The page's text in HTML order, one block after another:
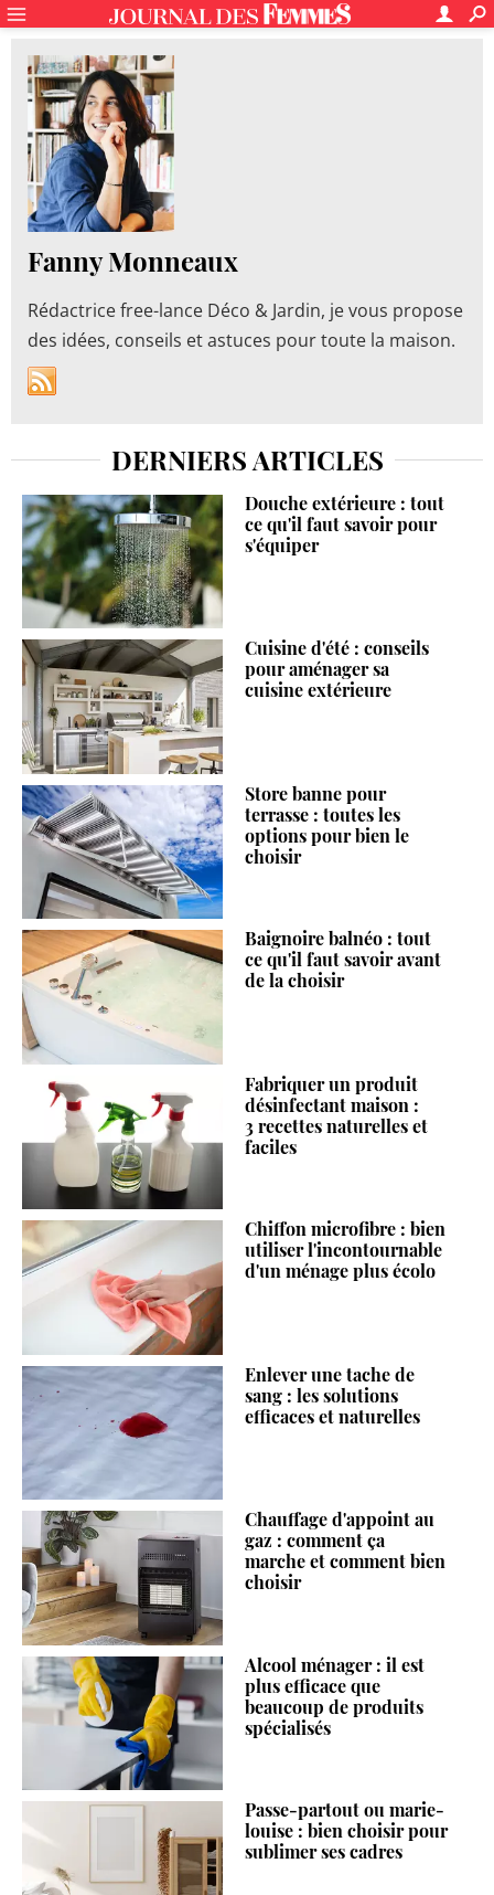
Fanny Monneaux
Rédactrice free-lance Déco & Jardin, je vous propose
des idées, conseils et astuces pour toute la maison.
DERNIERS ARTICLES
Douche extérieure : tout
ce qu'il faut savoir pour
s'équiper
Cuisine d'été : conseils
pour aménager sa
cuisine extérieure
Store banne pour
terrasse : toutes les
options pour bien le
choisir
Baignoire balnéo : tout
ce qu'il faut savoir avant
de la choisir
Fabriquer un produit
désinfectant maison :
3 recettes naturelles et
faciles
Chiffon microfibre : bien
utiliser l'incontournable
d'un ménage plus écolo
Enlever une tache de
sang : les solutions
efficaces et naturelles
Chauffage d'appoint au
gaz : comment ça
marche et comment bien
choisir
Alcool ménager : il est
plus efficace que
beaucoup de produits
spécialisés
Passe-partout ou marie-
louise : bien choisir pour
sublimer ses cadres